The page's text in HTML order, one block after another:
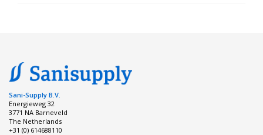
Sani-Supply B.V.
Energieweg 32
3771 NA Barneveld
The Netherlands
+31 (0) 614688110